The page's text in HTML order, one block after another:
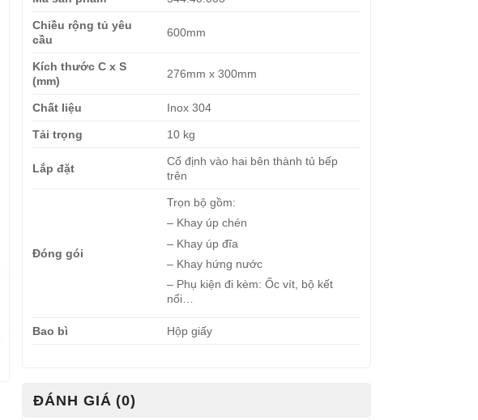
Chiều rộng tủ yêu
cầu
600mm
Kích thước C x S
(mm)
276mm x 300mm
Chất liệu Inox 304
Tải trọng 10 kg
Lắp đặt
Cố định vào hai bên thành tủ bếp
trên
Đóng gói
Trọn bộ gồm:
– Khay úp chén
– Khay úp đĩa
– Khay hứng nước
– Phụ kiện đi kèm: Ốc vít, bộ kết
nối…
Bao bì Hộp giấy
ĐÁNH GIÁ (0)